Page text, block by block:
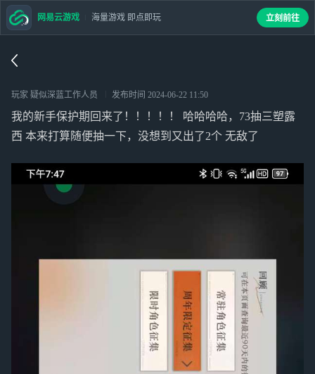
玩家 疑似深蓝工作人员 发布时间 2024-06-22 11:50
我的新手保护期回来了！！！！！ 哈哈哈哈，73抽三塑露
西 本来打算随便抽一下，没想到又出了2个 无敌了
网易云游戏 海量游戏 即点即玩 立刻前往